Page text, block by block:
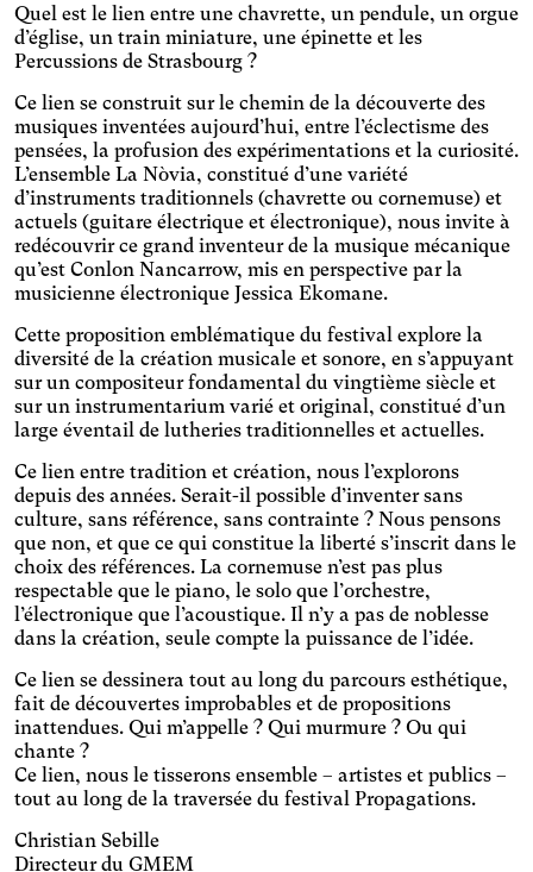
Temporaire Vision
Quel est le lien entre une chavrette, un pendule, un orgue
d’église, un train miniature, une épinette et les
Percussions de Strasbourg ?
Ce lien se construit sur le chemin de la découverte des
musiques inventées aujourd’hui, entre l’éclectisme des
pensées, la profusion des expérimentations et la curiosité.
L’ensemble La Nòvia, constitué d’une variété
d’instruments traditionnels (chavrette ou cornemuse) et
actuels (guitare électrique et électronique), nous invite à
redécouvrir ce grand inventeur de la musique mécanique
qu’est Conlon Nancarrow, mis en perspective par la
musicienne électronique Jessica Ekomane.
Cette proposition emblématique du festival explore la
diversité de la création musicale et sonore, en s’appuyant
sur un compositeur fondamental du vingtième siècle et
sur un instrumentarium varié et original, constitué d’un
large éventail de lutheries traditionnelles et actuelles.
Ce lien entre tradition et création, nous l’explorons
depuis des années. Serait-il possible d’inventer sans
culture, sans référence, sans contrainte ? Nous pensons
que non, et que ce qui constitue la liberté s’inscrit dans le
choix des références. La cornemuse n’est pas plus
respectable que le piano, le solo que l’orchestre,
l’électronique que l’acoustique. Il n’y a pas de noblesse
dans la création, seule compte la puissance de l’idée.
Ce lien se dessinera tout au long du parcours esthétique,
fait de découvertes improbables et de propositions
inattendues. Qui m’appelle ? Qui murmure ? Ou qui
chante ?
Ce lien, nous le tisserons ensemble – artistes et publics –
tout au long de la traversée du festival Propagations.
Christian Sebille
Directeur du GMEM